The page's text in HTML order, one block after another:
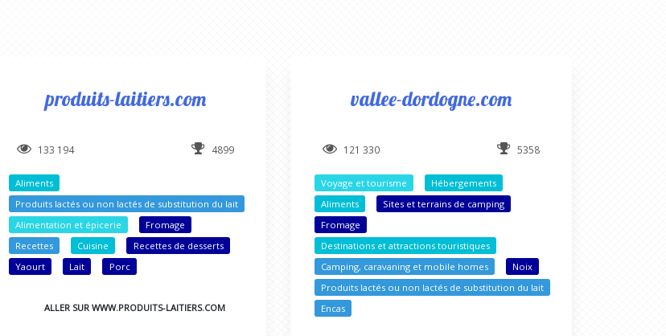
produits-laitiers.com
133 194 4899
Aliments
Produits lactés ou non lactés de substitution du lait
Alimentation et épicerie
Fromage
Recettes
Cuisine
Recettes de desserts
Yaourt
Lait Porc
ALLER SUR WWW.PRODUITS-LAITIERS.COM
vallee-dordogne.com
121 330 5358
Voyage et tourisme
Hébergements
Aliments
Sites et terrains de camping
Fromage
Destinations et attractions touristiques
Camping, caravaning et mobile homes
Noix
Produits lactés ou non lactés de substitution du lait
Encas